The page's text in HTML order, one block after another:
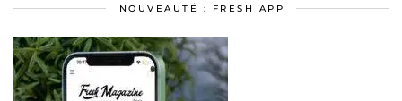
NOUVEAUTÉ : FRESH APP